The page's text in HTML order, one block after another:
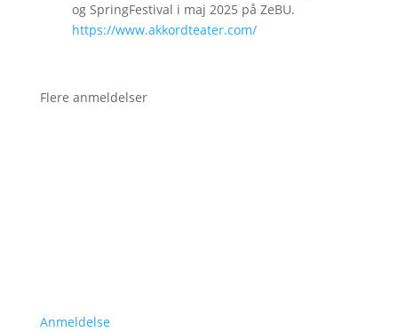
og SpringFestival i maj 2025 på ZeBU.
https://www.akkordteater.com/
Flere anmeldelser
Anmeldelse